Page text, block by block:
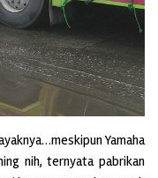
Yamaha
nih, ternyata pabrikan